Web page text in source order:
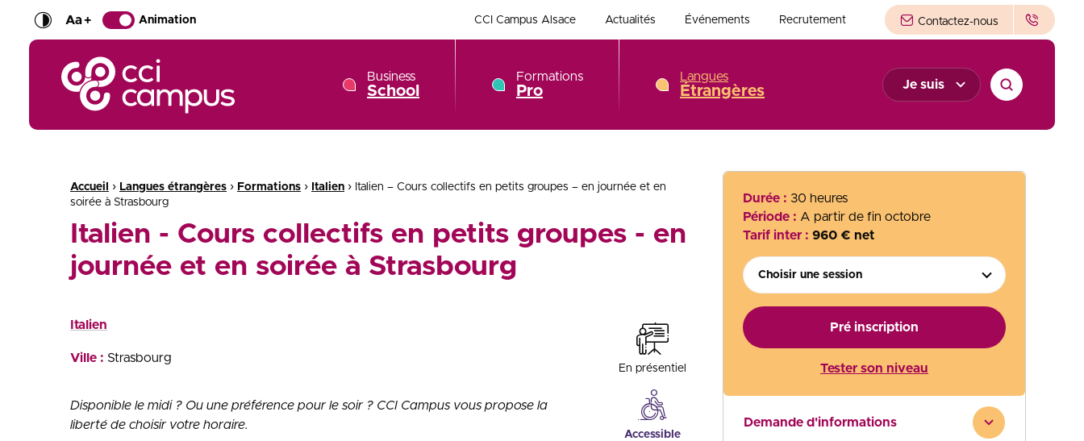
Aa+ Animation CCI Campus Alsace Actualités Événements Recrutement Contactez-nous
CCI Campus La formation qui vous ressemble
Business
School
Formations
Pro
Langues
Étrangères Je suis
Fil d'Ariane :
Accueil › Langues étrangères › Formations › Italien › Italien – Cours collectifs en petits groupes – en journée et en
soirée à Strasbourg
Italien - Cours collectifs en petits groupes - en
journée et en soirée à Strasbourg
Italien
Ville : Strasbourg
Disponible le midi ? Ou une préférence pour le soir ? CCI Campus vous propose la
liberté de choisir votre horaire.
En présentiel
Accessible
Durée : 30 heures
Période : A partir de fin octobre
Tarif inter : 960 € net
Choisir une session
Pré inscription
Tester son niveau
Demande d'informations